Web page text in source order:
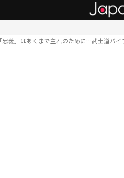
「忠義」はあくまで主君のために…武士道バ